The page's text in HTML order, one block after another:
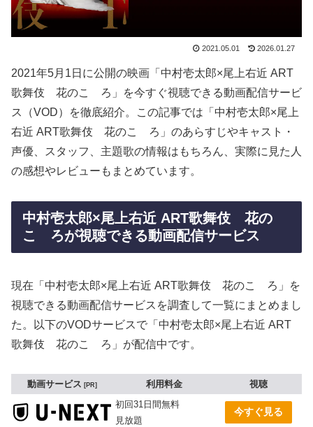
2021.05.01 2026.01.27
2021年5月1日に公開の映画「中村壱太郎×尾上右近 ART
歌舞伎 花のこゝろ」を今すぐ視聴できる動画配信サービ
ス（VOD）を徹底紹介。この記事では「中村壱太郎×尾上
右近 ART歌舞伎 花のこゝろ」のあらすじやキャスト・
声優、スタッフ、主題歌の情報はもちろん、実際に見た人
の感想やレビューもまとめています。
中村壱太郎×尾上右近 ART歌舞伎 花の
こゝろが視聴できる動画配信サービス
現在「中村壱太郎×尾上右近 ART歌舞伎 花のこゝろ」を
視聴できる動画配信サービスを調査して一覧にまとめまし
た。以下のVODサービスで「中村壱太郎×尾上右近 ART
歌舞伎 花のこゝろ」が配信中です。
動画サービス PR 利用料金
視聴
初回31日間無料
見放題
今すぐ見る